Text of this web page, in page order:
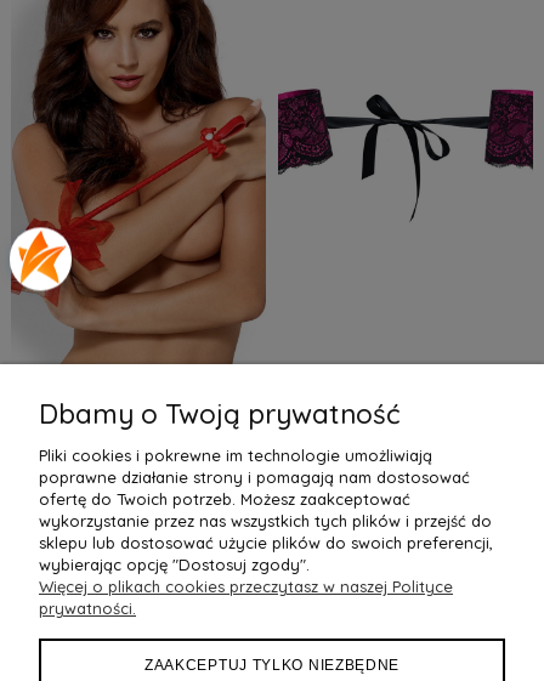
Packa - A708
43,19 zł
Do Koszyka »
Roseberry - kajdanki
zdobione koronką
52,99 zł
Do Koszyka »
POMOC
MOJE KONTO
Dbamy o Twoją prywatność
Pliki cookies i pokrewne im technologie umożliwiają
poprawne działanie strony i pomagają nam dostosować
ofertę do Twoich potrzeb. Możesz zaakceptować
wykorzystanie przez nas wszystkich tych plików i przejść do
sklepu lub dostosować użycie plików do swoich preferencji,
wybierając opcję "Dostosuj zgody".
Więcej o plikach cookies przeczytasz w naszej Polityce
prywatności.
ZAAKCEPTUJ TYLKO NIEZBĘDNE